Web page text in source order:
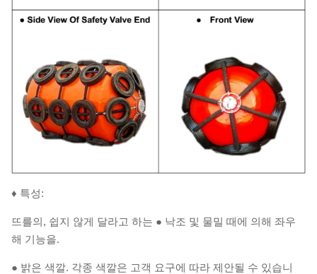
♦ 특성:
뜨를의, 쉽지 않게 달라고 하는 ● 낙조 및 물밀 때에 의해 좌우
해 기능을.
● 밝은 색깔. 각종 색깔은 고객 요구에 따라 제안될 수 있습니